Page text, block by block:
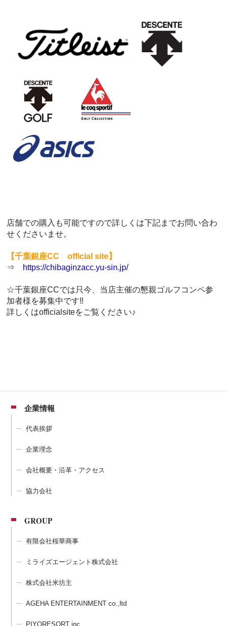
店舗での購入も可能ですので詳しくは下記までお問い合わ
せくださいませ。
【千葉銀座CC official site】
⇒
https://chibaginzacc.yu-sin.jp/
☆千葉銀座CCでは只今、当店主催の懇親ゴルフコンペ参
加者様を募集中です‼
詳しくはofficialsiteをご覧ください♪
企業情報
代表挨拶
企業理念
会社概要・沿革・アクセス
協力会社
GROUP
有限会社桜華商事
ミライズエージェント株式会社
株式会社米坊主
AGEHA ENTERTAINMENT co.,ltd
PIYORESORT inc